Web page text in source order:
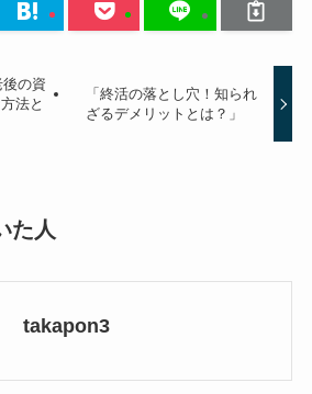
後の資
法と
「終活の落とし穴！知られ
ざるデメリットとは？」
た人
takapon3